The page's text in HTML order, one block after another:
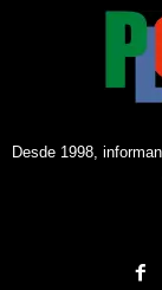
Desde 1998,